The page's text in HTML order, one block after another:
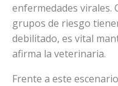
enfermedades virales.
grupos de riesgo
debilitado, es vital
afirma la veterinaria.
Frente a este